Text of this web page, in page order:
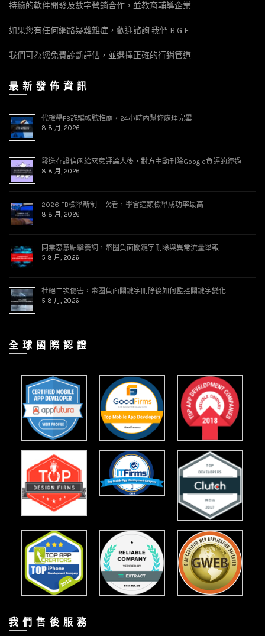
持續的軟件開發及數字營銷合作，並教育輔導企業
如果您有任何網路疑難雜症，歡迎諮詢 我們 B G E
我們可為您免費診斷評估，並選擇正確的行銷管道
最 新 發 佈 資 訊
代檢舉FB詐騙帳號推薦，24小時內幫你處理完畢
8 8 月, 2026
發送存證信函給惡意評論人後，對方主動刪除Google負評的經過
8 8 月, 2026
2026 FB檢舉新制一次看，學會這類檢舉成功率最高
8 8 月, 2026
同業惡意點擊養詞，幣圈負面關鍵字刪除與異常流量舉報
5 8 月, 2026
杜絕二次傷害，幣圈負面關鍵字刪除後如何監控關鍵字變化
5 8 月, 2026
全 球 國 際 認 證
我 們 售 後 服 務